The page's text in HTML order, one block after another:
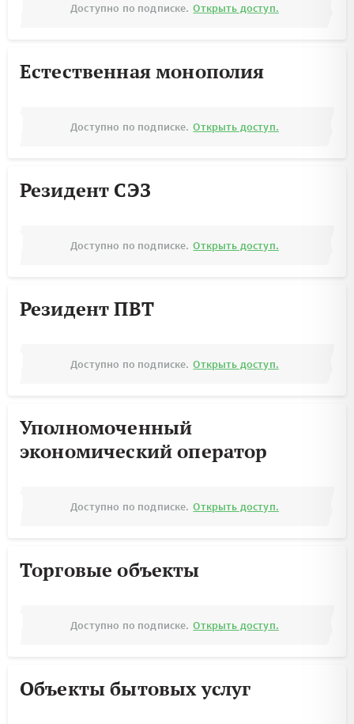
Доступно по подписке. Открыть доступ.
Естественная монополия
Доступно по подписке. Открыть доступ.
Резидент СЭЗ
Доступно по подписке. Открыть доступ.
Резидент ПВТ
Доступно по подписке. Открыть доступ.
Уполномоченный
экономический оператор
Доступно по подписке. Открыть доступ.
Торговые объекты
Доступно по подписке. Открыть доступ.
Объекты бытовых услуг